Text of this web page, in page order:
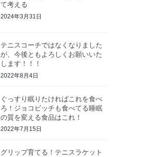
て考える
2024年3月31日
テニスコーチではなくなりました
が、今後ともよろしくお願いいた
します！！！
2022年8月4日
ぐっすり眠りたければこれを食べ
ろ！ジョコビッチも食べてる睡眠
の質を変える食品はこれ！
2022年7月15日
グリップ育てる！テニスラケット